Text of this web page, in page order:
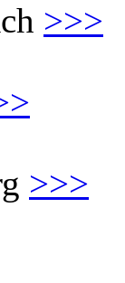
>>>
>>>